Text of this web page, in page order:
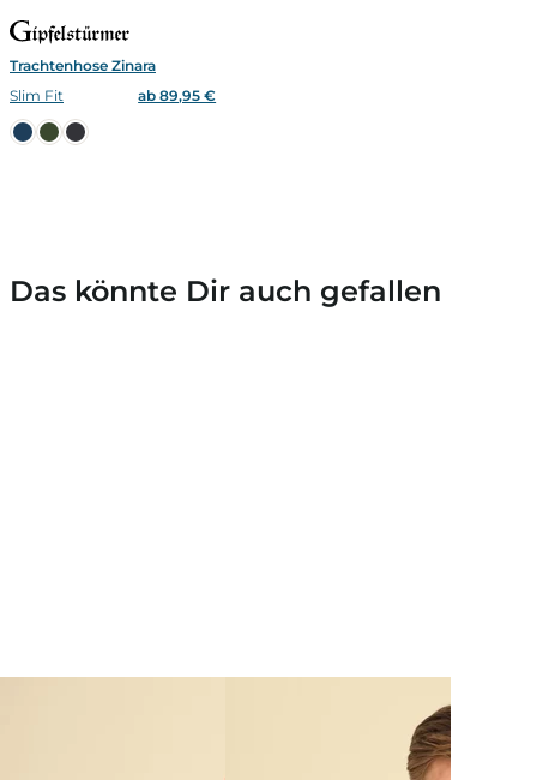
Trachtenhose Zinara
Slim Fit
ab 89,95 €
Das könnte Dir auch gefallen